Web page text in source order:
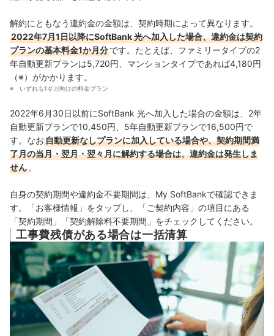
解約にともなう違約金の金額は、契約時期によって異なります。
2022年7月1日以降にSoftBank 光へ加入した場合、違約金は契約
プランの基本料金1か月分です。たとえば、ファミリータイプの2
年自動更新プランは5,720円、マンションタイプであれば4,180円
（※）がかかります。
いずれも1ギガ向けの料金プラン
2022年6月30日以前にSoftBank 光へ加入した場合の金額は、2年
自動更新プランで10,450円、5年自動更新プランで16,500円で
す。 なお自動更新なしプランに加入している場合や、契約期間満
了月の当月・翌月・翌々月に解約する場合は、違約金は発生しま
せん。
自身の契約期間や違約金不要期間は、My SoftBankで確認できま
す。「お客様情報」をタップし、「ご契約内容」の項目にある
「契約期間」「契約解除料不要期間」をチェックしてください。
工事費残債がある場合は一括清算